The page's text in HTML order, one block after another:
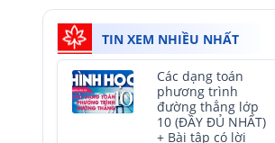
TIN XEM NHIỀU NHẤT
Các dạng toán
phương trình
đường thẳng lớp
10 (ĐẦY ĐỦ NHẤT)
+ Bài tập có lời